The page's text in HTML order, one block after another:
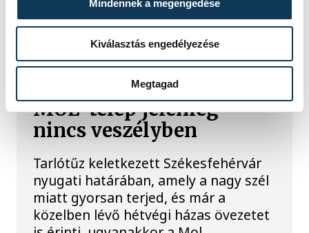
Mindennek a megengedése
Kiválasztás engedélyezése
Megtagad
Ég a tarló Székesfehérvár
határában, hétvégi házas
övezetre is átterjedt, a
MOL-telep jelenleg
nincs veszélyben
Tarlótűz keletkezett Székesfehérvár
nyugati határában, amely a nagy szél
miatt gyorsan terjed, és már a
közelben lévő hétvégi házas övezetet